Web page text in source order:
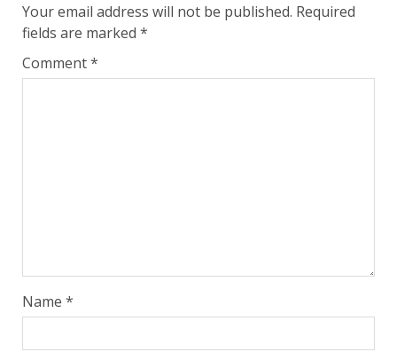
Your email address will not be published. Required
fields are marked *
Comment*
Name *